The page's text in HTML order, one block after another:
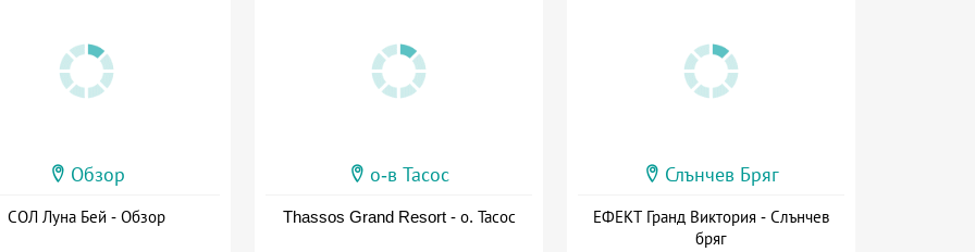
Обзор
СОЛ Луна Бей - Обзор
о-в Тасос
Thassos Grand Resort - о. Тасос
Слънчев Бряг
ЕФЕКТ Гранд Виктория - Слънчев
бряг